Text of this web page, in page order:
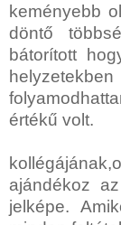
keményebb
döntő
bátorított
értékű volt.
ajándékoz
jelképe.